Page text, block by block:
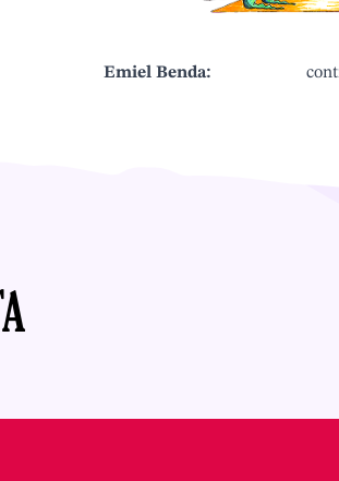
Emiel Benda: